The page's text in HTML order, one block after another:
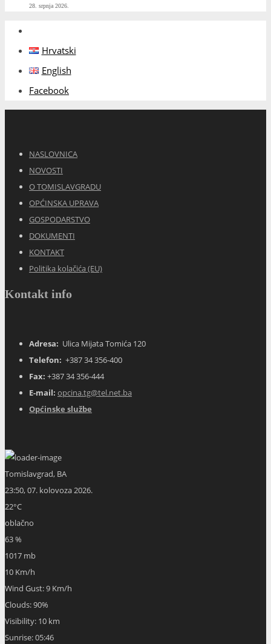
28. srpnja 2026.
Hrvatski
English
Facebook
NASLOVNICA
NOVOSTI
O TOMISLAVGRADU
OPĆINSKA UPRAVA
GOSPODARSTVO
DOKUMENTI
KONTAKT
Politika kolačića (EU)
Kontakt info
Adresa: Ulica Mijata Tomića 120
Telefon: +387 34 356-400
Fax: +387 34 356-444
E-mail: opcina.tg@tel.net.ba
Općinske službe
Tomislavgrad, BA
23:50,07. kolovoza 2026.
22°C
oblačno
63 %
1017 mb
10 Km/h
Wind Gust:9 Km/h
Clouds:90%
Visibility: 10 km
Sunrise:05:46